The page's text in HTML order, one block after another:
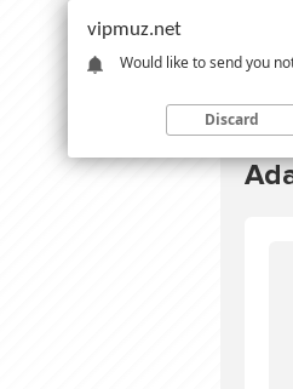
vipmuz.net
Would like to send you
Discard